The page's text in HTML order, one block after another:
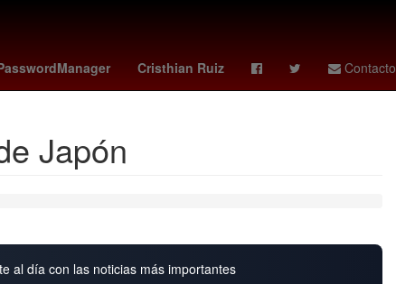
Cristhian Ruiz Contacto
Maduro Desalojo El Paso
Japón
al día con las noticias más importantes